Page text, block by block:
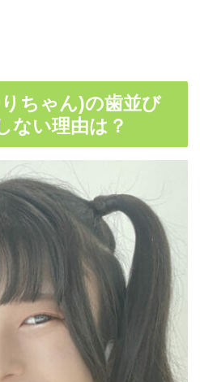
ちゃん)の歯並び
ない理由は？